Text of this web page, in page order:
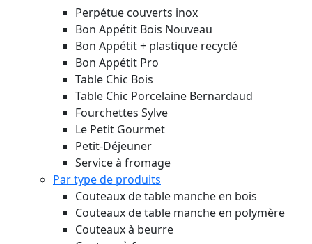
Perpétue couverts inox
Bon Appétit Bois Nouveau
Bon Appétit + plastique recyclé
Bon Appétit Pro
Table Chic Bois
Table Chic Porcelaine Bernardaud
Fourchettes Sylve
Le Petit Gourmet
Petit-Déjeuner
Service à fromage
Par type de produits
Couteaux de table manche en bois
Couteaux de table manche en polymère
Couteaux à beurre